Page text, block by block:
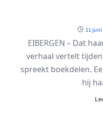
11 juni
EIBERGEN – Dat
verhaal vertelt
spreekt boekdelen.
hij